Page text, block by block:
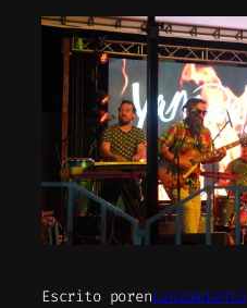
Escrito porenLanzamiento